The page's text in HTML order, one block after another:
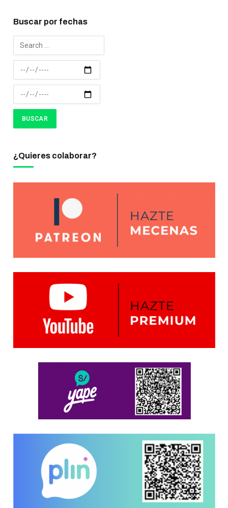
Buscar por fechas
¿Quieres colaborar?